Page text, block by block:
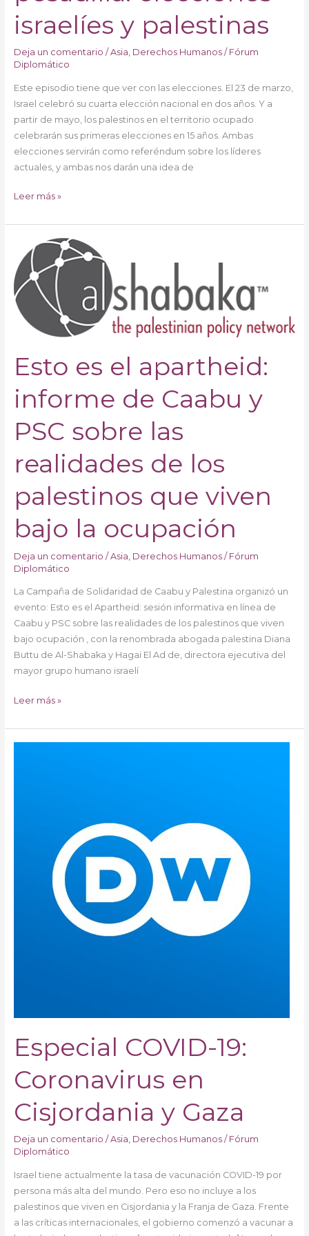
israelíes y palestinas
Deja un comentario / Asia Derechos Humanos/ Fórum
Diplomático
Este episodio tiene que ver con las elecciones. El 23 de marzo,
Israel celebró su cuarta elección nacional en dos años. Y a
partir de mayo, los palestinos en el territorio ocupado
celebrarán sus primeras elecciones en 15 años. Ambas
elecciones servirán como referéndum sobre los líderes
actuales, y ambas nos darán una idea de
Leer más »
Esto es el apartheid:
informe de Caabu y
PSC sobre las
realidades de los
palestinos que viven
bajo la ocupación
Deja un comentario /Asia Derechos Humanos/ Fórum
Diplomático
La Campaña de Solidaridad de Caabu y Palestina organizó un
evento: Esto es el Apartheid: sesión informativa en línea de
Caabu y PSC sobre las realidades de los palestinos que viven
bajo ocupación , con la renombrada abogada palestina Diana
Buttu de Al-Shabaka y Hagai El Ad de, directora ejecutiva del
mayor grupo humano israelí
es
el
apartheid:
informe
y
PSC
sobre
de
palestinos
viven
la
Leer más »
Especial COVID-19:
Coronavirus en
Cisjordania y Gaza
Deja un comentario / Asia, Derechos Humanos/ Fórum
Diplomático
Israel tiene actualmente la tasa de vacunación COVID-19 por
persona más alta del mundo. Pero eso no incluye a los
palestinos que viven en Cisjordania y la Franja de Gaza. Frente
a las críticas internacionales, el gobierno comenzó a vacunar a